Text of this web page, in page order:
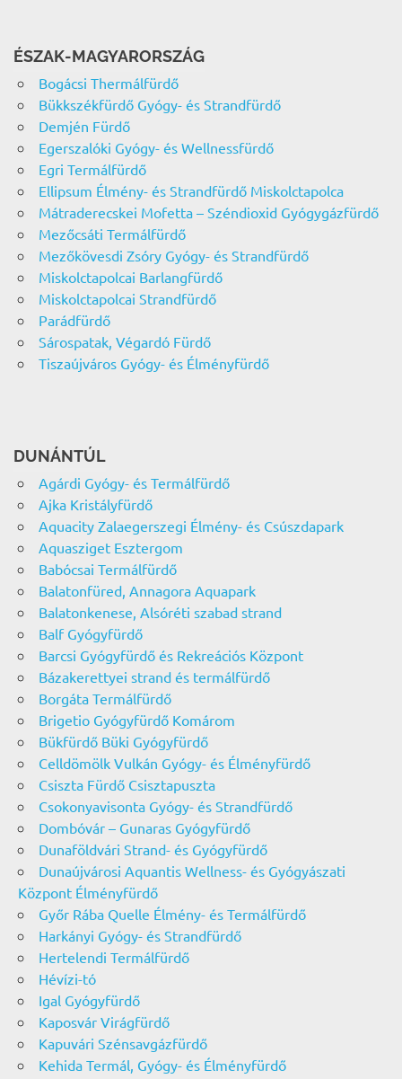
ÉSZAK-MAGYARORSZÁG
Bogácsi Thermálfürdő
Bükkszékfürdő Gyógy- és Strandfürdő
Demjén Fürdő
Egerszalóki Gyógy- és Wellnessfürdő
Egri Termálfürdő
Ellipsum Élmény- és Strandfürdő Miskolctapolca
Mátraderecskei Mofetta – Széndioxid Gyógygázfürdő
Mezőcsáti Termálfürdő
Mezőkövesdi Zsóry Gyógy- és Strandfürdő
Miskolctapolcai Barlangfürdő
Miskolctapolcai Strandfürdő
Parádfürdő
Sárospatak, Végardó Fürdő
Tiszaújváros Gyógy- és Élményfürdő
DUNÁNTÚL
Agárdi Gyógy- és Termálfürdő
Ajka Kristályfürdő
Aquacity Zalaegerszegi Élmény- és Csúszdapark
Aquasziget Esztergom
Babócsai Termálfürdő
Balatonfüred, Annagora Aquapark
Balatonkenese, Alsóréti szabad strand
Balf Gyógyfürdő
Barcsi Gyógyfürdő és Rekreációs Központ
Bázakerettyei strand és termálfürdő
Borgáta Termálfürdő
Brigetio Gyógyfürdő Komárom
Bükfürdő Büki Gyógyfürdő
Celldömölk Vulkán Gyógy- és Élményfürdő
Csiszta Fürdő Csisztapuszta
Csokonyavisonta Gyógy- és Strandfürdő
Dombóvár – Gunaras Gyógyfürdő
Dunaföldvári Strand- és Gyógyfürdő
Dunaújvárosi Aquantis Wellness- és Gyógyászati
Központ Élményfürdő
Győr Rába Quelle Élmény- és Termálfürdő
Harkányi Gyógy- és Strandfürdő
Hertelendi Termálfürdő
Hévízi-tó
Igal Gyógyfürdő
Kaposvár Virágfürdő
Kapuvári Szénsavgázfürdő
Kehida Termál, Gyógy- és Élményfürdő